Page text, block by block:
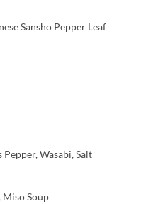
Sansho Pepper Leaf
Pepper, Wasabi, Salt
Miso Soup